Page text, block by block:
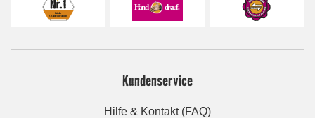
Kundenservice
Hilfe & Kontakt (FAQ)